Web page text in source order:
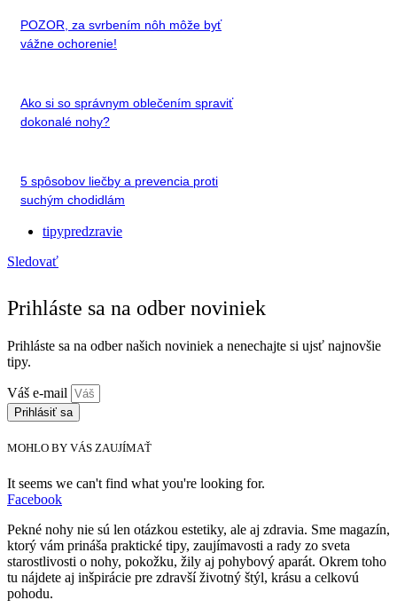
POZOR, za svrbením nôh môže byť
vážne ochorenie!
Ako si so správnym oblečením spraviť
dokonalé nohy?
5 spôsobov liečby a prevencia proti
suchým chodidlám
tipypredzravie
Sledovať
Prihláste sa na odber noviniek
Prihláste sa na odber našich noviniek a nenechajte si ujsť najnovšie
tipy.
Váš e-mail
Prihlásiť sa
MOHLO BY VÁS ZAUJÍMAŤ
It seems we can't find what you're looking for.
Facebook
Pekné nohy nie sú len otázkou estetiky, ale aj zdravia. Sme magazín,
ktorý vám prináša praktické tipy, zaujímavosti a rady zo sveta
starostlivosti o nohy, pokožku, žily aj pohybový aparát. Okrem toho
tu nájdete aj inšpirácie pre zdravší životný štýl, krásu a celkovú
pohodu.